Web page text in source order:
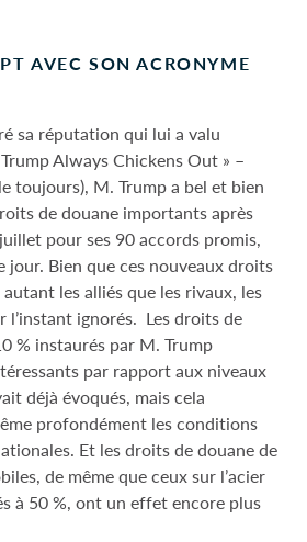
AVEC SON ACRONYME
sa réputation qui lui a valu
Always Chickens Out » –
toujours), M. Trump a bel et bien
de douane importants après
pour ses 90 accords promis,
jour. Bien que ces nouveaux droits
les alliés que les rivaux, les
l’instant ignorés. Les droits de
% instaurés par M. Trump
par rapport aux niveaux
déjà évoqués, mais cela
profondément les conditions
Et les droits de douane de
de même que ceux sur l’acier
à 50 %, ont un effet encore plus